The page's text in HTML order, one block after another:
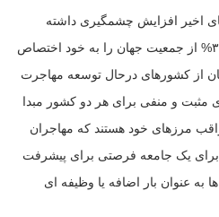
اخیر افزایش چشمگیری داشته
است. در سال ۲۰۱۵ مهاجران ۳.۴% از جمعیت جهان را به خود اختصاص
جهان از کشورهای درحال توسعه مهاجرت
مثبت و منفی برای هر دو کشور مبدا
مرزهای خود هستند که مهاجران
یک جامعه فرصتی برای پیشرفت
به عنوان بار اضافه یا وظیفه ای